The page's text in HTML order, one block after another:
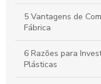
Produto em Destaque
5 Vantagens de
Fábrica
6 Razões para
Plásticas